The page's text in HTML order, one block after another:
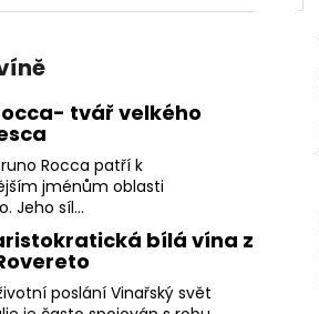
tvář velkého
Rocca patří k
jménům oblasti
Jeho síl...
bílá vína z
poslání Vinařský svět